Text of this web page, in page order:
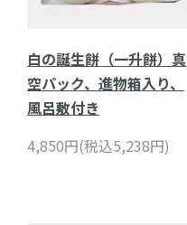
白の誕生餅（一升餅）真
空パック、進物箱入り、
風呂敷付き
4,850円(税込5,238円)